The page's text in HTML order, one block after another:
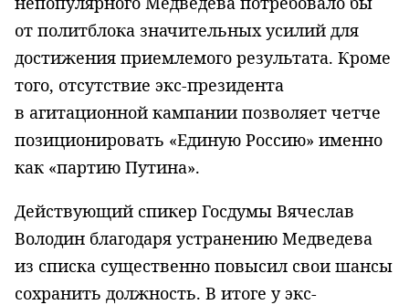
от политблока значительных усилий для
достижения приемлемого результата. Кроме
того, отсутствие экс-президента
в агитационной кампании позволяет четче
позиционировать «Единую Россию» именно
как «партию Путина».
Действующий спикер Госдумы Вячеслав
Володин благодаря устранению Медведева
из списка существенно повысил свои шансы
сохранить должность. В итоге у экс-